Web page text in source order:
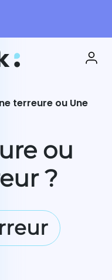
terreure ou Une
ou
?